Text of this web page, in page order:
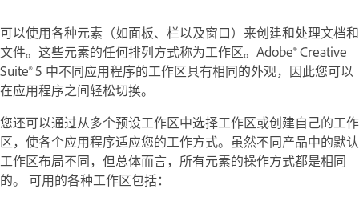
可以使用各种元素（如面板、栏以及窗口）来创建和处理文档和
文件。这些元素的任何排列方式称为工作区。Adobe® Creative
Suite® 5 中不同应用程序的工作区具有相同的外观，因此您可以
在应用程序之间轻松切换。
您还可以通过从多个预设工作区中选择工作区或创建自己的工作
区，使各个应用程序适应您的工作方式。虽然不同产品中的默认
工作区布局不同，但总体而言，所有元素的操作方式都是相同
的。 可用的各种工作区包括：